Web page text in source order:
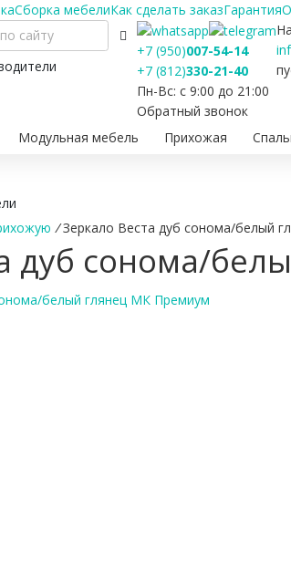
Сборка мебелиКак сделать заказГарантия
+7 (950)007-54-14
+7 (812)330-21-40
Пн-Вс: с 9:00 до 21:00
Обратный звонок
Модульная мебель Прихожая
/ Зеркало Веста дуб сонома/белый
дуб сонома/